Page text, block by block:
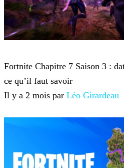
Fortnite Chapitre 7 Saison 3 :
ce qu’il faut savoir
Il y a 2 mois par Léo Girardeau